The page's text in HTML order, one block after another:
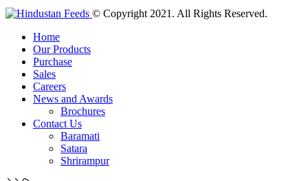
© Copyright 2021. All Rights Reserved.
Home
Our Products
Purchase
Sales
Careers
News and Awards
Brochures
Contact Us
Baramati
Satara
Shrirampur